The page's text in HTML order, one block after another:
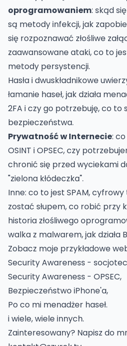
oprogramowaniem: skąd
są metody infekcji, jak
się rozpoznawać złośliwe
zaawansowane ataki, co to
metody persystencji.
Hasła i dwuskładnikowe
łamanie haseł, jak działa
2FA i czy go potrzebuję, co to
bezpieczeństwa.
Prywatność w Internecie:
OSINT i OPSEC, czy
chronić się przed wyciekami
"zielona kłódeczka".
Inne: co to jest SPAM,
zostać słupem, co robić przy
historia złośliwego
walka z malwarem, jak działa
Zobacz moje przykładowe
Security Awareness -
Security Awareness - OPSEC,
Bezpieczeństwo iPhone'a,
Po co mi menadżer haseł.
i wiele, wiele innych.
Zainteresowany? Napisz do